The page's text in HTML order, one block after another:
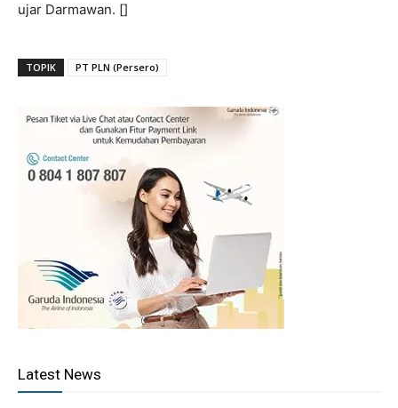
ujar Darmawan. []
TOPIK PT PLN (Persero)
Latest News